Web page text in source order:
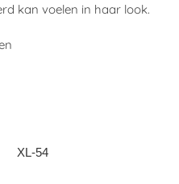
kan voelen in haar look.
XL-54